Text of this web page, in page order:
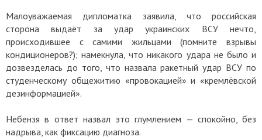
Малоуважаемая дипломатка заявила, что российская
сторона выдаёт за удар украинских ВСУ нечто,
происходившее с самими жильцами (помните взрывы
кондиционеров?); намекнула, что никакого удара не было и
дозвезделась до того, что назвала ракетный удар ВСУ по
студенческому общежитию «провокацией» и «кремлёвской
дезинформацией».
Небензя в ответ назвал это глумлением — спокойно, без
надрыва, как фиксацию диагноза.